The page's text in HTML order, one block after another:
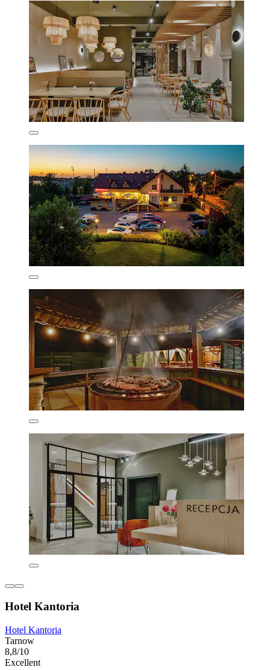
Hotel Kantoria
Hotel Kantoria
Tarnow
8,8/10
Excellent